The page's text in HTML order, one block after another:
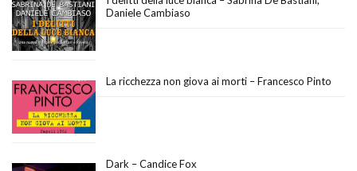
Daniele Cambiaso
La ricchezza non giova ai morti – Francesco Pinto
Dark – Candice Fox